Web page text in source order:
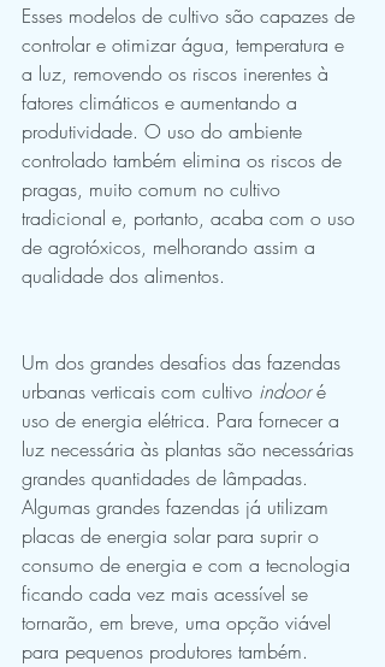
Esses modelos de cultivo são capazes de
controlar e otimizar água, temperatura e
a luz, removendo os riscos inerentes à
fatores climáticos e aumentando a
produtividade. O uso do ambiente
controlado também elimina os riscos de
pragas, muito comum no cultivo
tradicional e, portanto, acaba com o uso
de agrotóxicos, melhorando assim a
qualidade dos alimentos.
Um dos grandes desafios das fazendas
urbanas verticais com cultivo indoor é
uso de energia elétrica. Para fornecer a
luz necessária às plantas são necessárias
grandes quantidades de lâmpadas.
Algumas grandes fazendas já utilizam
placas de energia solar para suprir o
consumo de energia e com a tecnologia
ficando cada vez mais acessível se
tornarão, em breve, uma opção viável
para pequenos produtores também.